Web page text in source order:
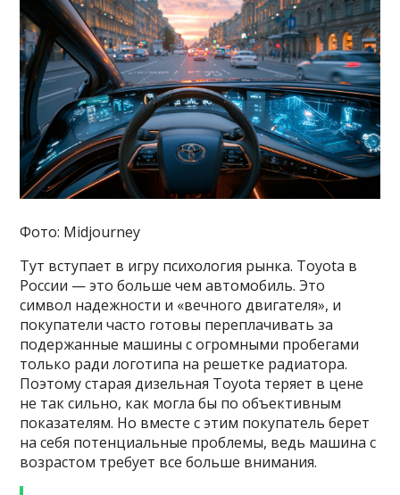
Фото: Midjourney
Тут вступает в игру психология рынка. Toyota в
России — это больше чем автомобиль. Это
символ надежности и «вечного двигателя», и
покупатели часто готовы переплачивать за
подержанные машины с огромными пробегами
только ради логотипа на решетке радиатора.
Поэтому старая дизельная Toyota теряет в цене
не так сильно, как могла бы по объективным
показателям. Но вместе с этим покупатель берет
на себя потенциальные проблемы, ведь машина с
возрастом требует все больше внимания.